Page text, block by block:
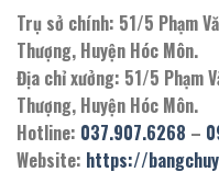
Trụ sở chính: 51/5 Phạm
Thượng, Huyện Hóc Môn.
Địa chỉ xưởng: 51/5 Phạm
Thượng, Huyện Hóc Môn.
Hotline: 037.907.6268 –
Website: https://